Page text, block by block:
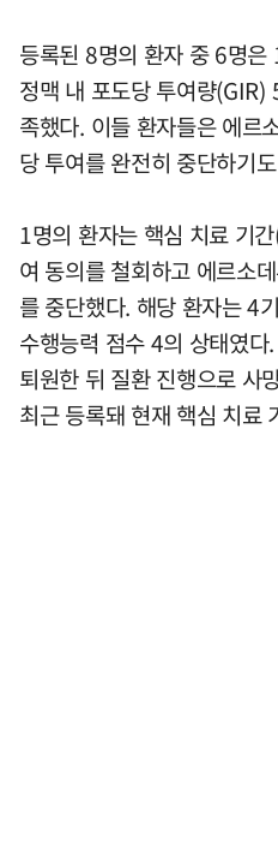
등록된 8명의 환자 중 6명
정맥 내 포도당 투여량
족했다. 이들 환자들은 에르
당 투여를 완전히 중단하기
1명의 환자는 핵심 치료 기
여 동의를 철회하고 에르소
를 중단했다. 해당 환자는 4
수행능력 점수 4의 상태였
퇴원한 뒤 질환 진행으로 사
최근 등록돼 현재 핵심 치료